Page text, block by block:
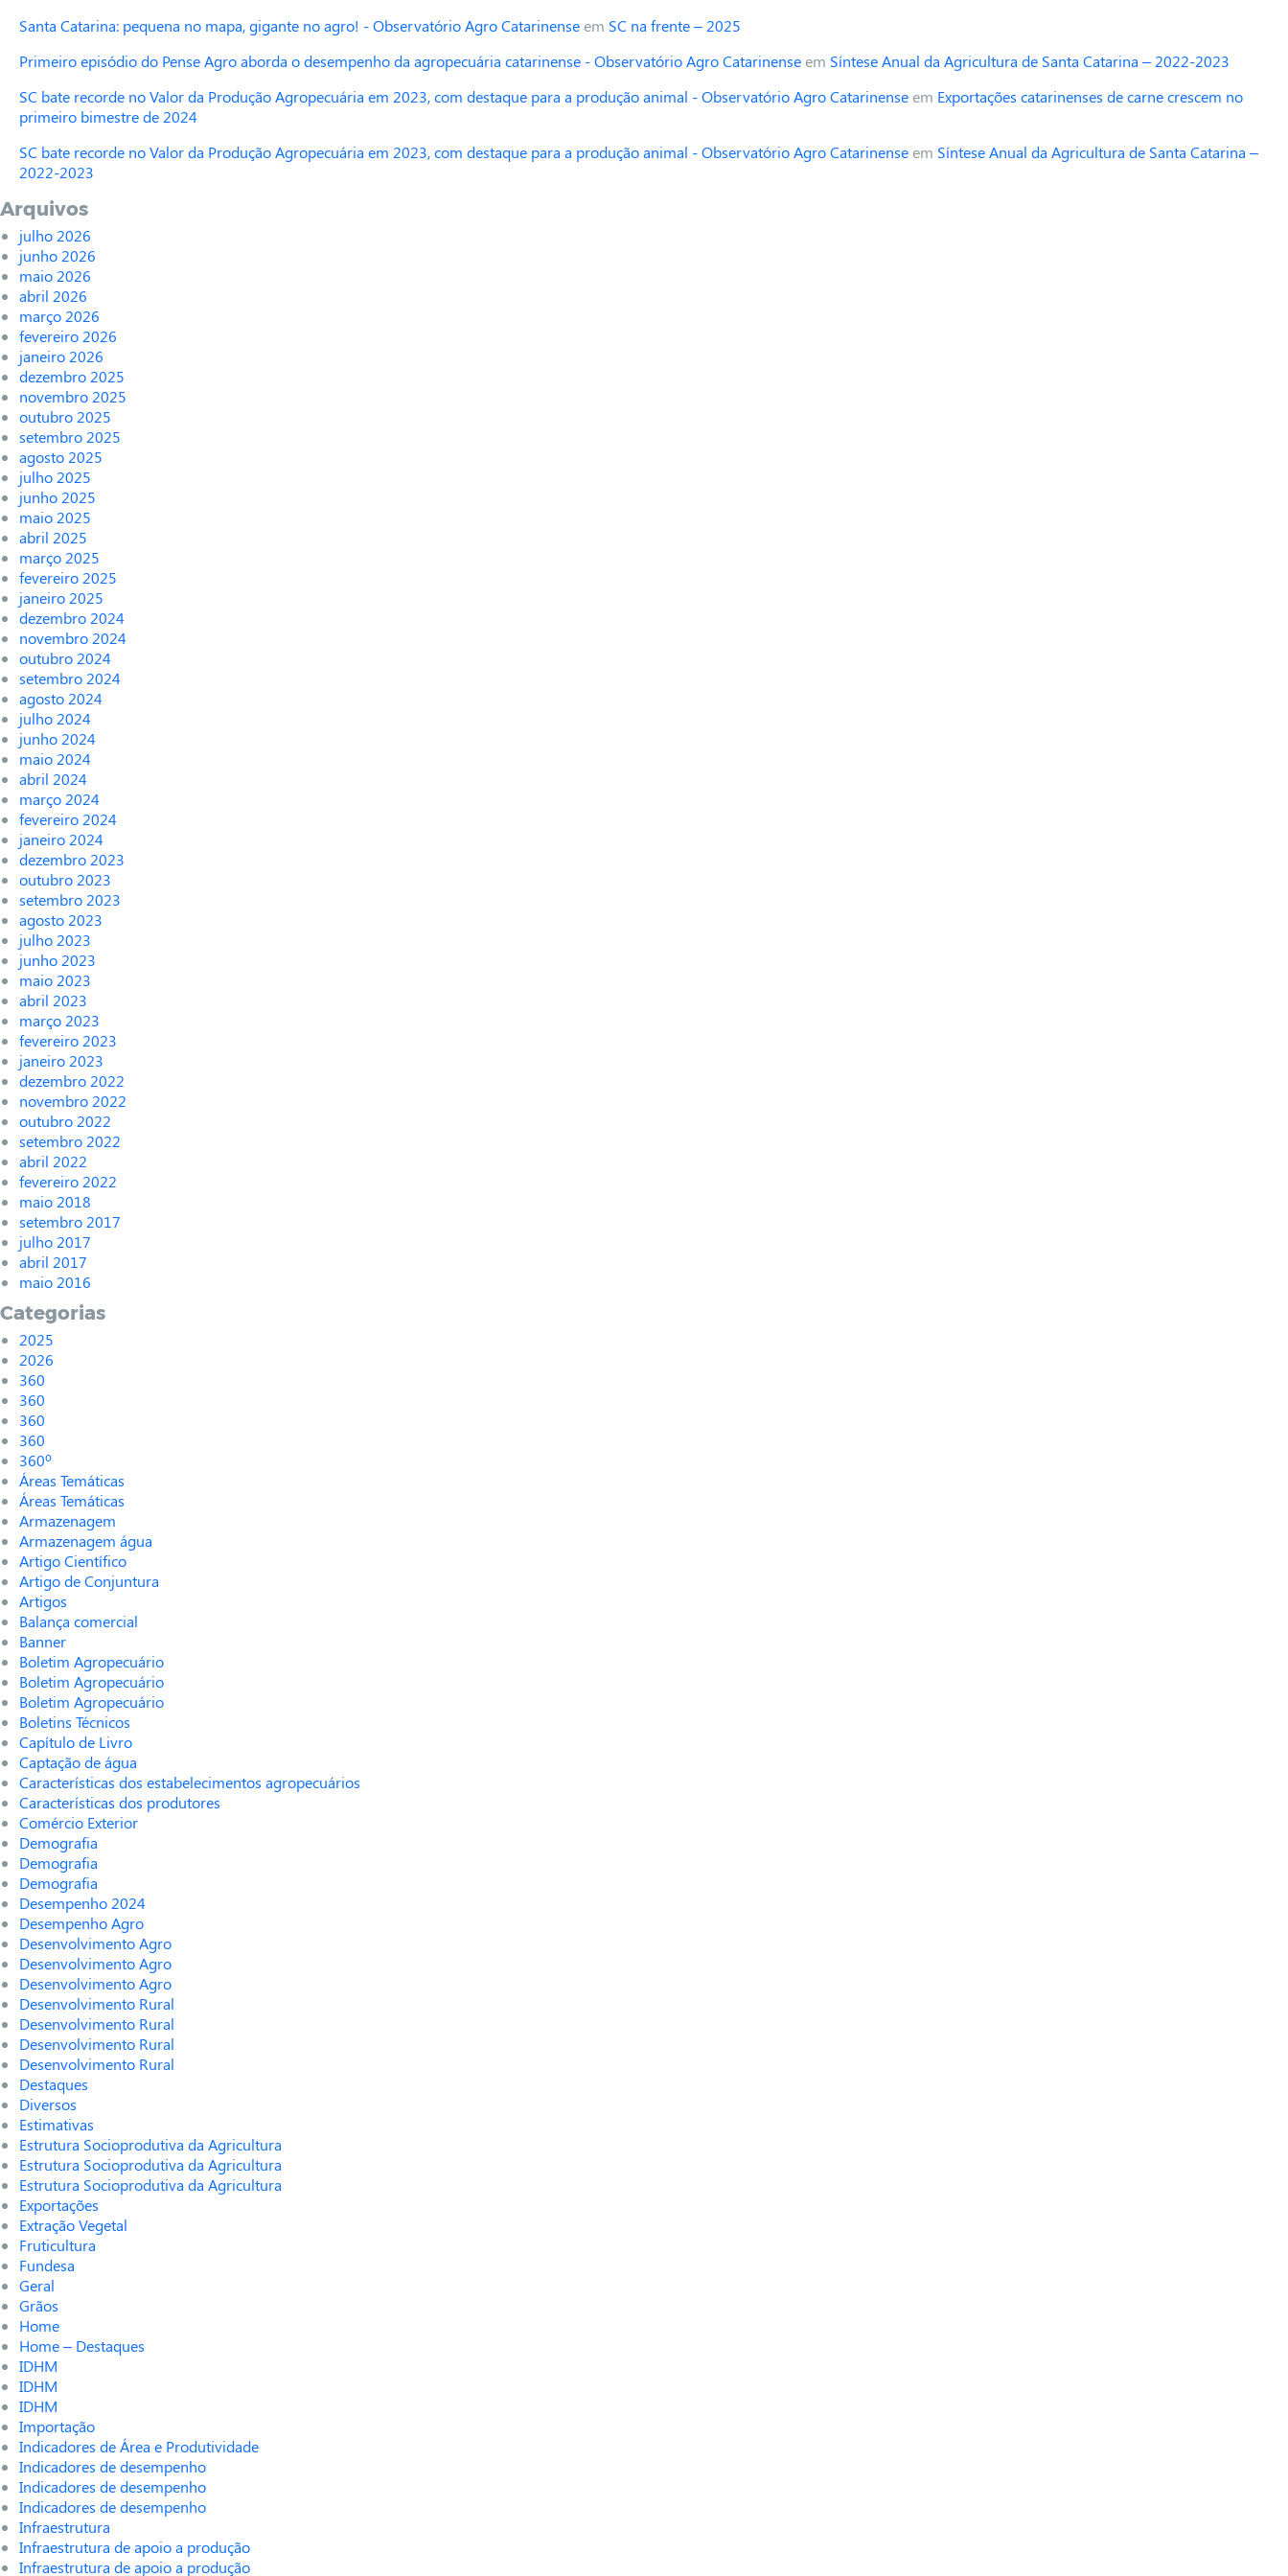
Santa Catarina: pequena no mapa, gigante no agro! - Observatório Agro Catarinenseem SC na frente – 2025
Primeiro episódio do Pense Agro aborda o desempenho da agropecuária catarinense - Observatório Agro Catarinenseem Síntese Anual da Agricultura de Santa Catarina – 2022-2023
SC bate recorde no Valor da Produção Agropecuária em 2023, com destaque para a produção animal - Observatório Agro Catarinenseem Exportações catarinenses de carne crescem no
primeiro bimestre de 2024
SC bate recorde no Valor da Produção Agropecuária em 2023, com destaque para a produção animal - Observatório Agro Catarinenseem Síntese Anual da Agricultura de Santa Catarina –
2022-2023
Arquivos
julho 2026
junho 2026
maio 2026
abril 2026
março 2026
fevereiro 2026
janeiro 2026
dezembro 2025
novembro 2025
outubro 2025
setembro 2025
agosto 2025
julho 2025
junho 2025
maio 2025
abril 2025
março 2025
fevereiro 2025
janeiro 2025
dezembro 2024
novembro 2024
outubro 2024
setembro 2024
agosto 2024
julho 2024
junho 2024
maio 2024
abril 2024
março 2024
fevereiro 2024
janeiro 2024
dezembro 2023
outubro 2023
setembro 2023
agosto 2023
julho 2023
junho 2023
maio 2023
abril 2023
março 2023
fevereiro 2023
janeiro 2023
dezembro 2022
novembro 2022
outubro 2022
setembro 2022
abril 2022
fevereiro 2022
maio 2018
setembro 2017
julho 2017
abril 2017
maio 2016
Categorias
2025
2026
360
360
360
360
360º
Áreas Temáticas
Áreas Temáticas
Armazenagem
Armazenagem água
Artigo Científico
Artigo de Conjuntura
Artigos
Balança comercial
Banner
Boletim Agropecuário
Boletim Agropecuário
Boletim Agropecuário
Boletins Técnicos
Capítulo de Livro
Captação de água
Características dos estabelecimentos agropecuários
Características dos produtores
Comércio Exterior
Demografia
Demografia
Demografia
Desempenho 2024
Desempenho Agro
Desenvolvimento Agro
Desenvolvimento Agro
Desenvolvimento Agro
Desenvolvimento Rural
Desenvolvimento Rural
Desenvolvimento Rural
Desenvolvimento Rural
Destaques
Diversos
Estimativas
Estrutura Socioprodutiva da Agricultura
Estrutura Socioprodutiva da Agricultura
Estrutura Socioprodutiva da Agricultura
Exportações
Extração Vegetal
Fruticultura
Fundesa
Geral
Grãos
Home
Home – Destaques
IDHM
IDHM
IDHM
Importação
Indicadores de Área e Produtividade
Indicadores de desempenho
Indicadores de desempenho
Indicadores de desempenho
Infraestrutura
Infraestrutura de apoio a produção
Infraestrutura de apoio a produção